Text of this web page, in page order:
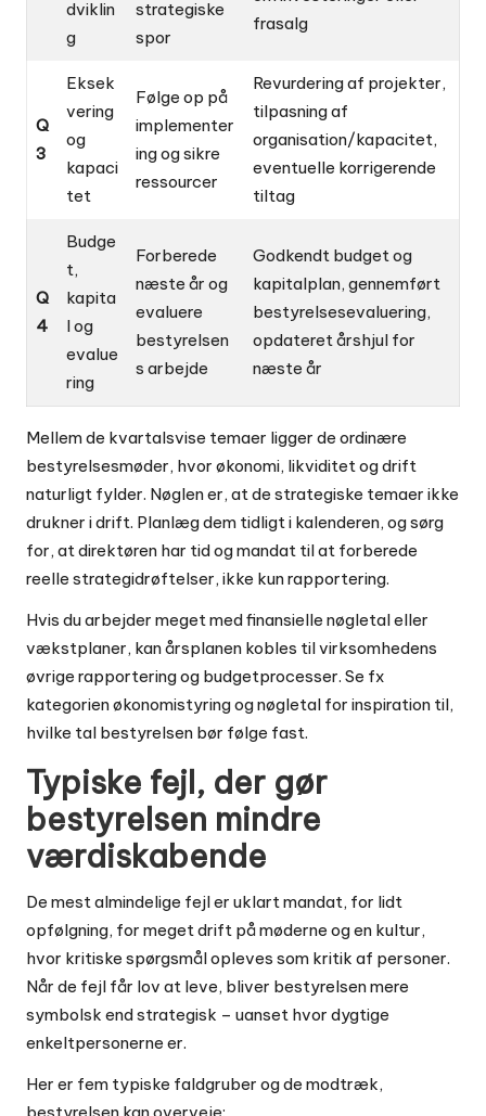
dviklin
g
strategiske
spor
frasalg
Q
3
Eksek
vering
og
kapaci
tet
Følge op på
implementer
ing og sikre
ressourcer
Revurdering af projekter,
tilpasning af
organisation/kapacitet,
eventuelle korrigerende
tiltag
Q
4
Budge
t,
kapita
l og
evalue
ring
Forberede
næste år og
evaluere
bestyrelsen
s arbejde
Godkendt budget og
kapitalplan, gennemført
bestyrelsesevaluering,
opdateret årshjul for
næste år
Mellem de kvartalsvise temaer ligger de ordinære
bestyrelsesmøder, hvor økonomi, likviditet og drift
naturligt fylder. Nøglen er, at de strategiske temaer ikke
drukner i drift. Planlæg dem tidligt i kalenderen, og sørg
for, at direktøren har tid og mandat til at forberede
reelle strategidrøftelser, ikke kun rapportering.
Hvis du arbejder meget med finansielle nøgletal eller
vækstplaner, kan årsplanen kobles til virksomhedens
øvrige rapportering og budgetprocesser. Se fx
kategorienøkonomistyring og nøgletal for inspiration til,
hvilke tal bestyrelsen bør følge fast.
Typiske fejl, der gør
bestyrelsen mindre
værdiskabende
De mest almindelige fejl er uklart mandat, for lidt
opfølgning, for meget drift på møderne og en kultur,
hvor kritiske spørgsmål opleves som kritik af personer.
Når de fejl får lov at leve, bliver bestyrelsen mere
symbolsk end strategisk – uanset hvor dygtige
enkeltpersonerne er.
Her er fem typiske faldgruber og de modtræk,